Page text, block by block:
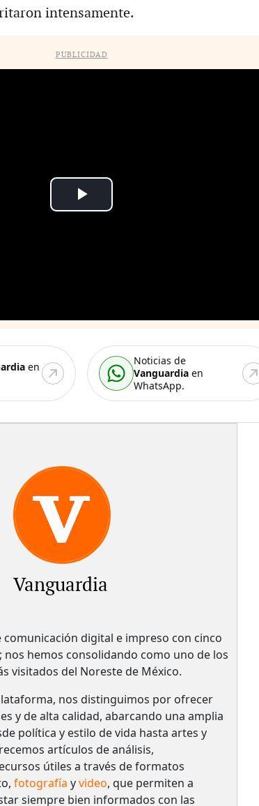
intensamente.
PUBLICIDAD
en
Noticias de
Vanguardia en
WhatsApp.
Vanguardia
comunicación digital e impreso con cinco
nos hemos consolidando como uno de los
visitados del Noreste de México.
nos distinguimos por ofrecer
y de alta calidad, abarcando una amplia
política y estilo de vida hasta artes y
artículos de análisis,
útiles a través de formatos
fotografía yvideo, que permiten a
siempre bien informados con las